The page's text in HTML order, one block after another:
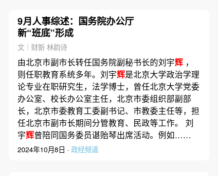
9月人事综述：国务院办公厅
新“班底”形成
文｜财新 林韵诗
由北京市副市长转任国务院副秘书长的刘宇辉，
则任职教育系统多年。刘宇辉是北京大学政治学理
论专业在职研究生，法学博士，曾任北京大学党委
办公室、校长办公室主任，北京市委组织部副部
长，北京市委教育工委副书记、市教委主任等，担
任北京市副市长期间分管教育、民政等工作。 刘
宇辉曾陪同国务委员谌贻琴出席活动。例如……
2024年10月8日 · 政经频道